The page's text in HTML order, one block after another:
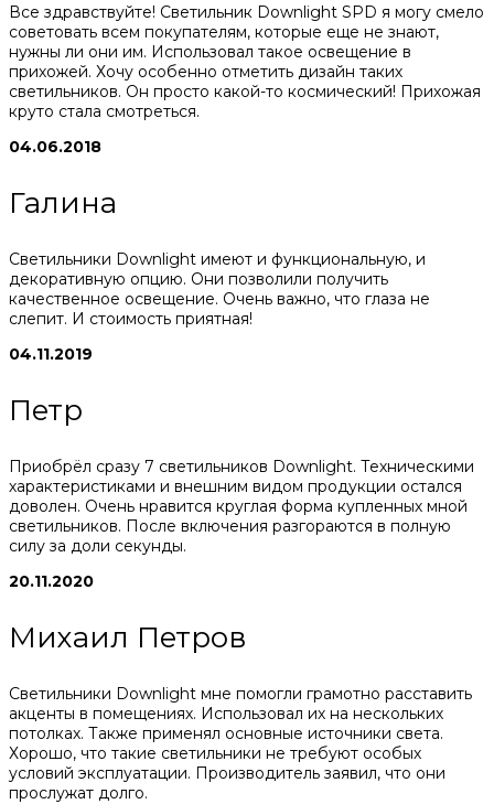
Все здравствуйте! Светильник Downlight SPD я могу смело
советовать всем покупателям, которые еще не знают,
нужны ли они им. Использовал такое освещение в
прихожей. Хочу особенно отметить дизайн таких
светильников. Он просто какой-то космический! Прихожая
круто стала смотреться.
04.06.2018
Галина
Светильники Downlight имеют и функциональную, и
декоративную опцию. Они позволили получить
качественное освещение. Очень важно, что глаза не
слепит. И стоимость приятная!
04.11.2019
Петр
Приобрёл сразу 7 светильников Downlight. Техническими
характеристиками и внешним видом продукции остался
доволен. Очень нравится круглая форма купленных мной
светильников. После включения разгораются в полную
силу за доли секунды.
20.11.2020
Михаил Петров
Светильники Downlight мне помогли грамотно расставить
акценты в помещениях. Использовал их на нескольких
потолках. Также применял основные источники света.
Хорошо, что такие светильники не требуют особых
условий эксплуатации. Производитель заявил, что они
прослужат долго.